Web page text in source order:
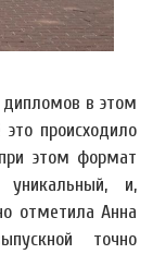
дипломов в этом
происходило
этом формат
и,
отметила Анна
точно